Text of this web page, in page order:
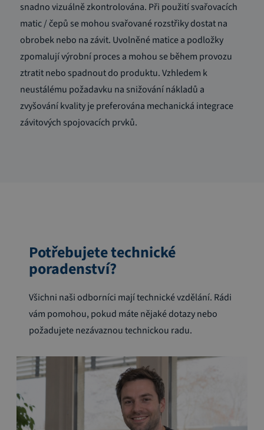
snadno vizuálně zkontrolována. Při použití svařovacích
matic / čepů se mohou svařované rozstřiky dostat na
obrobek nebo na závit. Uvolněné matice a podložky
zpomalují výrobní proces a mohou se během provozu
ztratit nebo spadnout do produktu.Vzhledem k
neustálému požadavku na snižování nákladů a
zvyšování kvality je preferována mechanická integrace
závitových spojovacích prvků.
Potřebujete technické
poradenství?
Všichni naši odborníci mají technické vzdělání. Rádi
vám pomohou, pokud máte nějaké dotazy nebo
požadujete nezávaznou technickou radu.